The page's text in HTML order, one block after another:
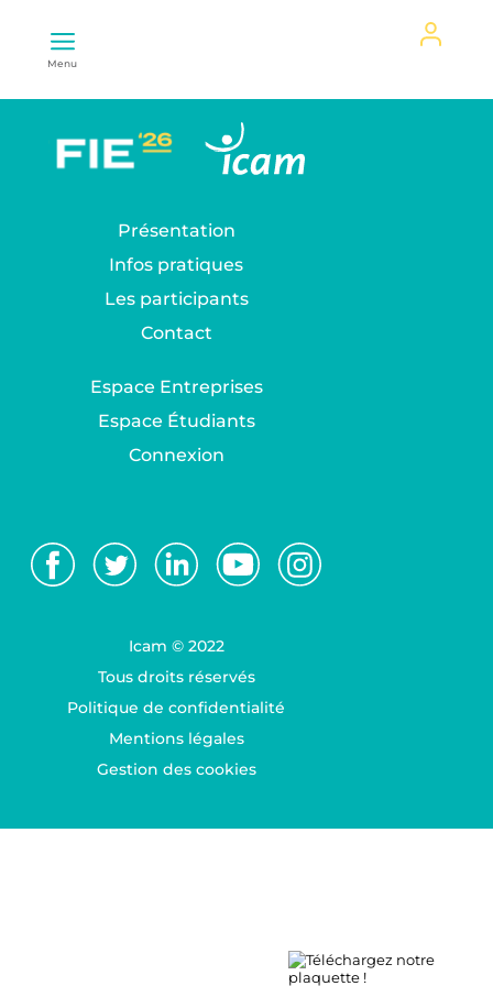
Menu
Présentation
Infos pratiques
Les participants
Contact
Espace Entreprises
Espace Étudiants
Connexion
Icam © 2022
Tous droits réservés
Politique de confidentialité
Mentions légales
Gestion des cookies